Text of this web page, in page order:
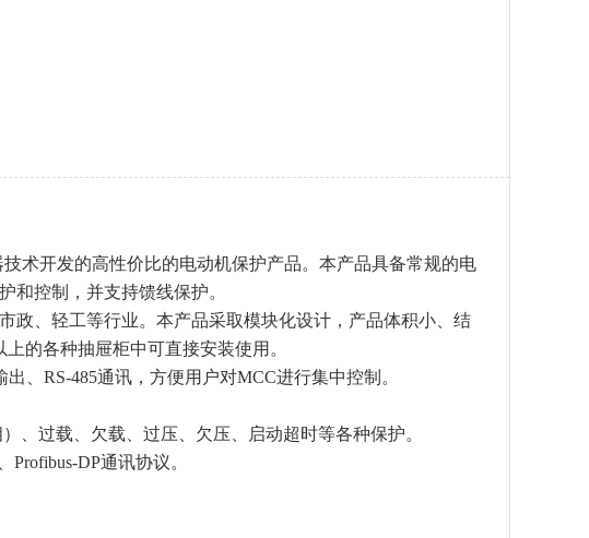
术开发的高性价比的电动机保护产品。本产品具备常规的电
和控制，并支持馈线保护。
政、轻工等行业。本产品采取模块化设计，产品体积小、结
的各种抽屉柜中可直接安装使用。
、RS-485通讯，方便用户对MCC进行集中控制。
、过载、欠载、过压、欠压、启动超时等各种保护。
DP通讯协议。